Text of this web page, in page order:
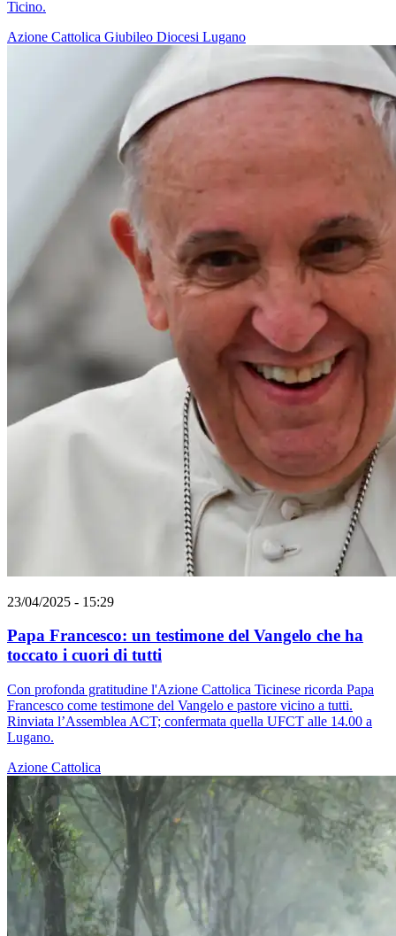
Ticino.
Azione Cattolica Giubileo Diocesi Lugano
23/04/2025 - 15:29
Papa Francesco: un testimone del Vangelo che ha
toccato i cuori di tutti
Con profonda gratitudine l'Azione Cattolica Ticinese ricorda Papa
Francesco come testimone del Vangelo e pastore vicino a tutti.
Rinviata l’Assemblea ACT; confermata quella UFCT alle 14.00 a
Lugano.
Azione Cattolica